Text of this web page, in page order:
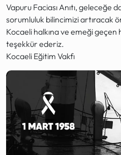
Vapuru Faciası Anıtı, geleceğe
sorumluluk bilincimizi artıracak
Kocaeli halkına ve emeği geçen
teşekkür ederiz.
Kocaeli Eğitim Vakfı